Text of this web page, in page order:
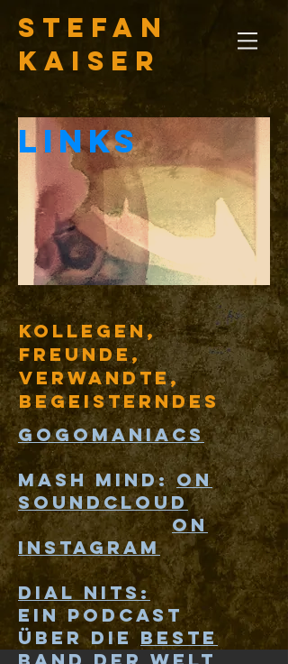
Stefan
Kaiser
LINKS
Kollegen,
Freunde,
verwandte,
begeisterndes
GOGOMANIACS
MASH MIND:ON
SOUNDCLOUD
ON
INSTAGRAM
DIAl Nits:
Ein PODcast
Über die Beste